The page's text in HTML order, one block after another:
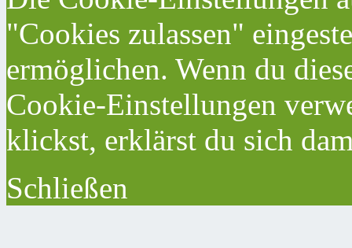
"Cookies zulassen"
ermöglichen. Wenn du
Cookie-Einstellungen
klickst, erklärst du sich
Schließen